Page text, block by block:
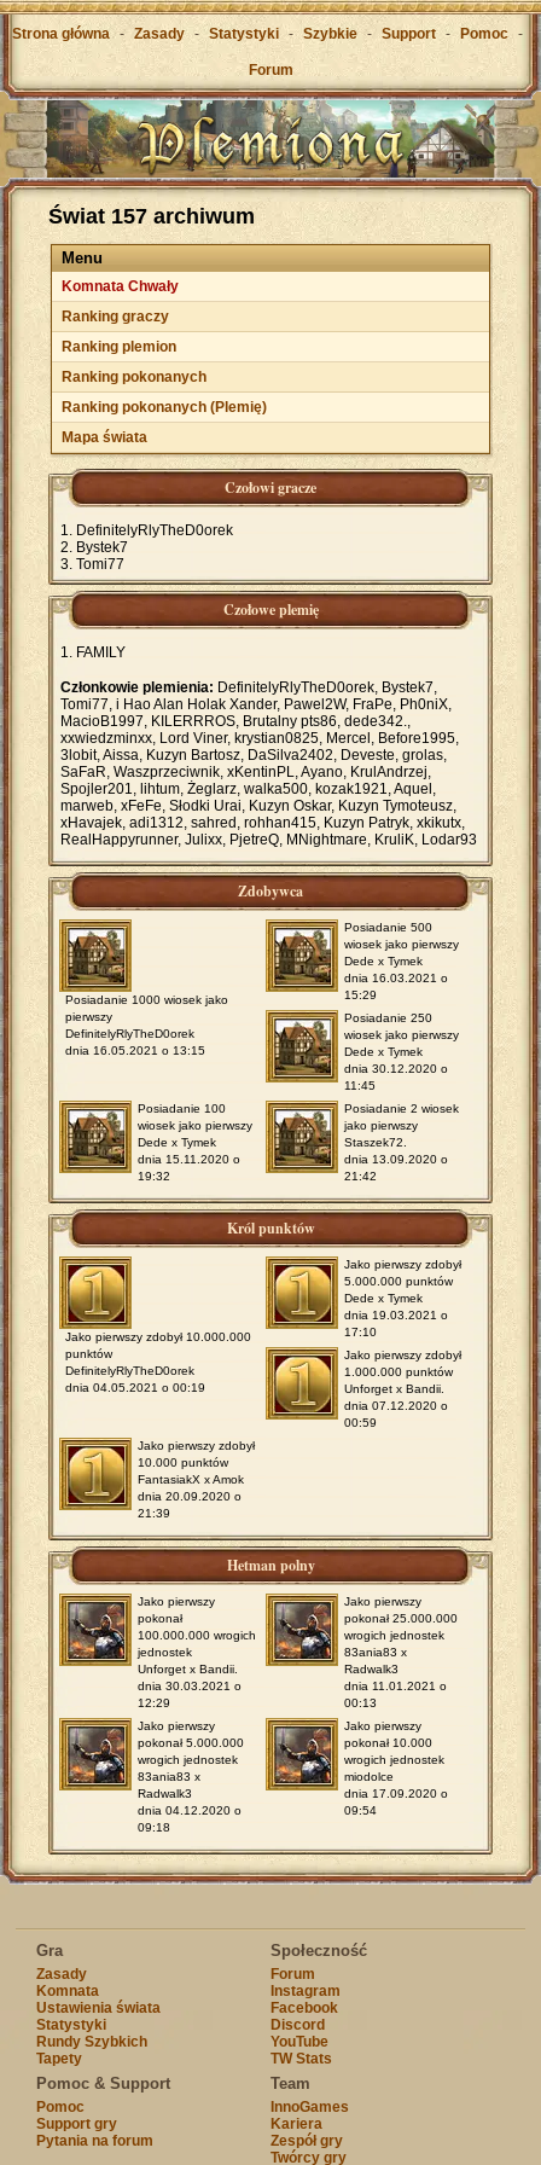
Strona główna - Zasady - Statystyki - Szybkie - Support - Pomoc -
Forum
Świat 157 archiwum
Menu
Komnata Chwały
Ranking graczy
Ranking plemion
Ranking pokonanych
Ranking pokonanych (Plemię)
Mapa świata
Czołowi gracze
DefinitelyRlyTheD0orek
Bystek7
Tomi77
Czołowe plemię
FAMILY
Członkowie plemienia: DefinitelyRlyTheD0orek, Bystek7,
Tomi77, i Hao Alan Holak Xander, Pawel2W, FraPe, Ph0niX,
MacioB1997, KILERRROS, Brutalny pts86, dede342.,
xxwiedzminxx, Lord Viner, krystian0825, Mercel, Before1995,
3lobit, Aissa, Kuzyn Bartosz, DaSilva2402, Deveste, grolas,
SaFaR, Waszprzeciwnik, xKentinPL, Ayano, KrulAndrzej,
Spojler201, lihtum, Żeglarz, walka500, kozak1921, Aquel,
marweb, xFeFe, Słodki Urai, Kuzyn Oskar, Kuzyn Tymoteusz,
xHavajek, adi1312, sahred, rohhan415, Kuzyn Patryk, xkikutx,
RealHappyrunner, Julixx, PjetreQ, MNightmare, KruliK, Lodar93
Zdobywca
Posiadanie 1000 wiosek jako
pierwszy
DefinitelyRlyTheD0orek
dnia 16.05.2021 o 13:15
Posiadanie 500
wiosek jako pierwszy
Dede x Tymek
dnia 16.03.2021 o
15:29
Posiadanie 250
wiosek jako pierwszy
Dede x Tymek
dnia 30.12.2020 o
11:45
Posiadanie 100
wiosek jako pierwszy
Dede x Tymek
dnia 15.11.2020 o
19:32
Posiadanie 2 wiosek
jako pierwszy
Staszek72.
dnia 13.09.2020 o
21:42
Król punktów
Jako pierwszy zdobył 10.000.000
punktów
DefinitelyRlyTheD0orek
dnia 04.05.2021 o 00:19
Jako pierwszy zdobył
5.000.000 punktów
Dede x Tymek
dnia 19.03.2021 o
17:10
Jako pierwszy zdobył
1.000.000 punktów
Unforget x Bandii.
dnia 07.12.2020 o
00:59
Jako pierwszy zdobył
10.000 punktów
FantasiakX x Amok
dnia 20.09.2020 o
21:39
Hetman polny
Jako pierwszy
pokonał
100.000.000 wrogich
jednostek
Unforget x Bandii.
dnia 30.03.2021 o
12:29
Jako pierwszy
pokonał 25.000.000
wrogich jednostek
83ania83 x
Radwalk3
dnia 11.01.2021 o
00:13
Jako pierwszy
pokonał 5.000.000
wrogich jednostek
83ania83 x
Radwalk3
dnia 04.12.2020 o
09:18
Jako pierwszy
pokonał 10.000
wrogich jednostek
miodolce
dnia 17.09.2020 o
09:54
Gra
Zasady
Komnata
Ustawienia świata
Statystyki
Rundy Szybkich
Tapety
Społeczność
Forum
Instagram
Facebook
Discord
YouTube
TW Stats
Pomoc & Support
Pomoc
Support gry
Pytania na forum
Team
InnoGames
Kariera
Zespół gry
Twórcy gry